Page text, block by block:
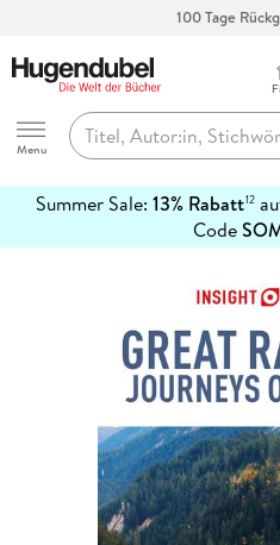
Hugendubel
Menu
Summer Sale: 13% Rabatt12
Code
erfahren